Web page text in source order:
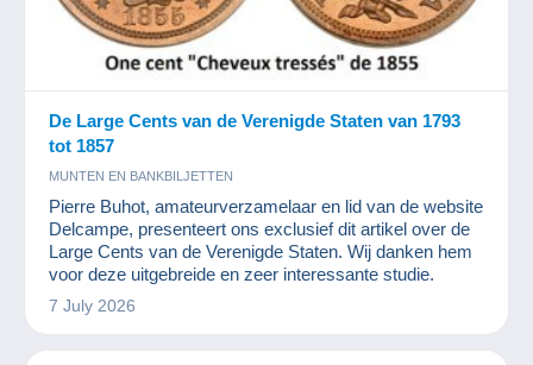
De Large Cents van de Verenigde Staten van 1793
tot 1857
MUNTEN EN BANKBILJETTEN
Pierre Buhot, amateurverzamelaar en lid van de website
Delcampe, presenteert ons exclusief dit artikel over de
Large Cents van de Verenigde Staten. Wij danken hem
voor deze uitgebreide en zeer interessante studie.
7 July 2026